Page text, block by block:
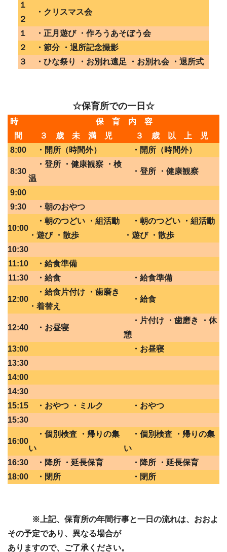
１
２
・クリスマス会
１
・正月遊び ・作ろうあそぼう会
２
・節分 ・退所記念撮影
３
・ひな祭り ・お別れ遠足 ・お別れ会 ・退所式
☆保育所での一日☆
時
間
保 育 内 容
３ 歳 未 満 児
３ 歳 以 上 児
8:00
・開所（時間外） ・開所（時間外）
8:30
・登所 ・健康観察 ・検
温
・登所 ・健康観察
9:00
9:30
・朝のおやつ
10:00
・朝のつどい ・組活動
・遊び ・散歩
・朝のつどい ・組活動
・遊び ・散歩
10:30
11:10 ・給食準備
11:30 ・給食 ・給食準備
12:00
・給食片付け ・歯磨き
・着替え
・給食
12:40 ・お昼寝
・片付け ・歯磨き ・休
憩
13:00
・お昼寝
13:30
14:00
14:30
15:15 ・おやつ ・ミルク
・おやつ
15:30
16:00
・個別検査 ・帰りの集
い
・個別検査 ・帰りの集
い
16:30 ・降所 ・延長保育
・降所 ・延長保育
18:00 ・閉所 ・閉所
※上記、保育所の年間行事と一日の流れは、おおよ
その予定であり、異なる場合が
ありますので、ご了承ください。